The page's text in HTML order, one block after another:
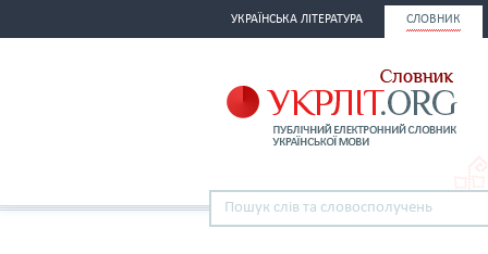
УКРАЇНСЬКА ЛІТЕРАТУРА СЛОВНИК